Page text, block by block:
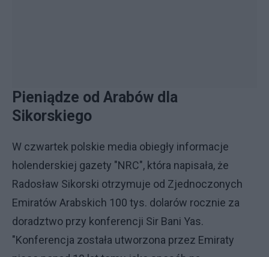
Pieniądze od Arabów dla
Sikorskiego
W czwartek polskie media obiegły informacje
holenderskiej gazety "NRC", która napisała, że
Radosław Sikorski otrzymuje od Zjednoczonych
Emiratów Arabskich 100 tys. dolarów rocznie za
doradztwo przy konferencji Sir Bani Yas.
"Konferencja została utworzona przez Emiraty